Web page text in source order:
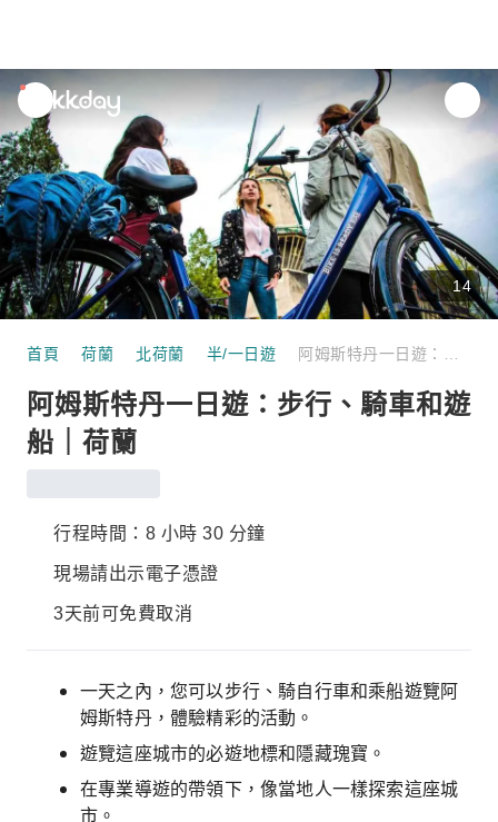
unread
notifications
14
首頁 荷蘭 北荷蘭 半/一日遊
阿姆斯特丹一日遊：步行、騎車和遊
船｜荷蘭
行程時間：8 小時 30 分鐘
現場請出示電子憑證
3天前可免費取消
一天之內，您可以步行、騎自行車和乘船遊覽阿
姆斯特丹，體驗精彩的活動。
遊覽這座城市的必遊地標和隱藏瑰寶。
在專業導遊的帶領下，像當地人一樣探索這座城
市。